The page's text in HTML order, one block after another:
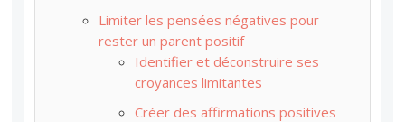
Limiter les pensées négatives pour
rester un parent positif
Identifier et déconstruire ses
croyances limitantes
Créer des affirmations positives